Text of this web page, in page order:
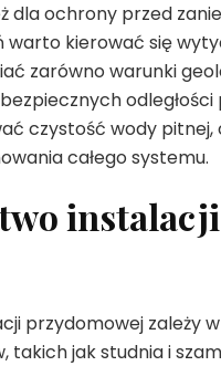
dla ochrony przed
warto kierować się
zarówno warunki
czystość wody
całego systemu.
przydomowej zależy
takich jak studnia i